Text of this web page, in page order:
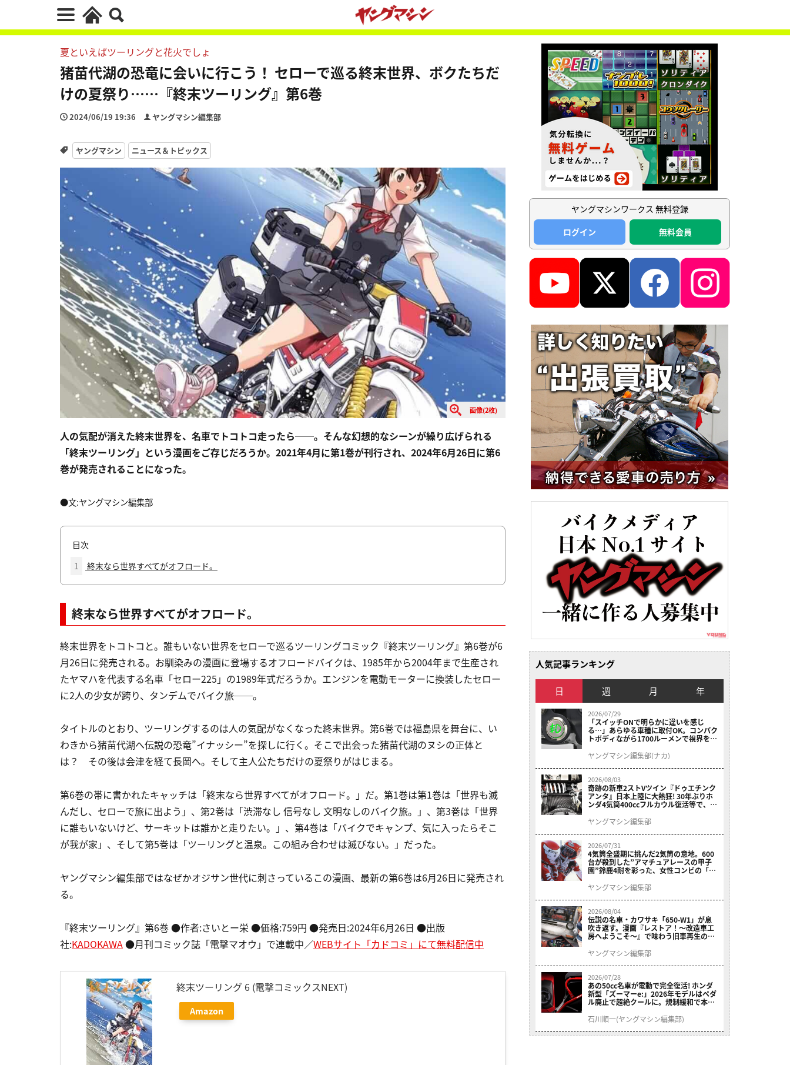
夏といえばツーリングと花火でしょ
猪苗代湖の恐竜に会いに行こう！ セローで巡る終末世界、ボクたちだ
けの夏祭り……『終末ツーリング』第6巻
2024/06/19 19:36 ヤングマシン編集部
ヤングマシン ニュース＆トピックス
画像(2枚)
人の気配が消えた終末世界を、名車でトコトコ走ったら──。そんな幻想的なシーンが繰り広げられる
「終末ツーリング」という漫画をご存じだろうか。2021年4月に第1巻が刊行され、2024年6月26日に第6
巻が発売されることになった。
●文:ヤングマシン編集部
目次
1
終末なら世界すべてがオフロード。
終末なら世界すべてがオフロード。
終末世界をトコトコと。誰もいない世界をセローで巡るツーリングコミック『終末ツーリング』第6巻が6
月26日に発売される。お馴染みの漫画に登場するオフロードバイクは、1985年から2004年まで生産され
たヤマハを代表する名車「セロー225」の1989年式だろうか。エンジンを電動モーターに換装したセロー
に2人の少女が跨り、タンデムでバイク旅──。
タイトルのとおり、ツーリングするのは人の気配がなくなった終末世界。第6巻では福島県を舞台に、い
わきから猪苗代湖へ伝説の恐竜”イナッシー”を探しに行く。そこで出会った猪苗代湖のヌシの正体と
は？ その後は会津を経て長岡へ。そして主人公たちだけの夏祭りがはじまる。
第6巻の帯に書かれたキャッチは「終末なら世界すべてがオフロード。」だ。第1巻は第1巻は「世界も滅
んだし、セローで旅に出よう」、第2巻は「渋滞なし 信号なし 文明なしのバイク旅。」、第3巻は「世界
に誰もいないけど、サーキットは誰かと走りたい。」、第4巻は「バイクでキャンプ、気に入ったらそこ
が我が家」、そして第5巻は「ツーリングと温泉。この組み合わせは滅びない。」だった。
ヤングマシン編集部ではなぜかオジサン世代に刺さっているこの漫画、最新の第6巻は6月26日に発売され
る。
『終末ツーリング』第6巻 ●作者:さいとー栄 ●価格:759円 ●発売日:2024年6月26日 ●出版
社:KADOKAWA●月刊コミック誌「電撃マオウ」で連載中／WEBサイト「カドコミ」にて無料配信中
終末ツーリング 6 (電撃コミックスNEXT)
Amazon
ヤングマシンワークス 無料登録
ログイン
無料会員
人気記事ランキング
日 週 月 年
2026/07/29
「スイッチONで明らかに違いを感じ
る…」あらゆる車種に取付OK。コンパク
トボディながら1700ルーメンで視界を確
ニット プレシャスレイ スモール］
ヤングマシン編集部(ナカ)
2026/08/03
奇跡の新車2ストVツイン『ドゥエチンク
アンタ』日本上陸に大熱狂! 30年ぶりホ
ンダ4気筒400ccフルカウル復活等で、ロ
ニュース振り返り】
ヤングマシン編集部
2026/07/31
4気筒全盛期に挑んだ2気筒の意地。600
台が殺到した”アマチュアレースの甲子
園”鈴鹿4耐を彩った、女性コンビの「ス
ヤングマシン編集部
2026/08/04
伝説の名車・カワサキ「650-W1」が息
吹き返す。漫画『レストア！～改造車工
房へようこそ～』で味わう旧車再生のロ
ヤングマシン編集部
2026/07/28
あの50cc名車が電動で完全復活! ホンダ
新型「ズーマーe:」2026年モデルはペダ
ル廃止で超絶クールに。規制緩和で本来
石川順一(ヤングマシン編集部)